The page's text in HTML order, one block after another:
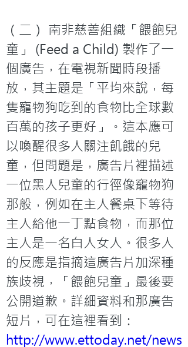
（二） 南非慈善組織「餵飽兒
童」 (Feed a Child) 製作了一
個廣告，在電視新聞時段播
放，其主題是「平均來說，每
隻寵物狗吃到的食物比全球數
百萬的孩子更好」。這本應可
以喚醒很多人關注飢餓的兒
童，但問題是，廣告片裡描述
一位黑人兒童的行徑像竉物狗
那般，例如在主人餐桌下等待
主人給他一丁點食物，而那位
主人是一名白人女人。很多人
的反應是指摘這廣告片加深種
族歧視，「餵飽兒童」最後要
公開道歉。詳細資料和那廣告
短片，可在這裡看到：
http://www.ettoday.net/news